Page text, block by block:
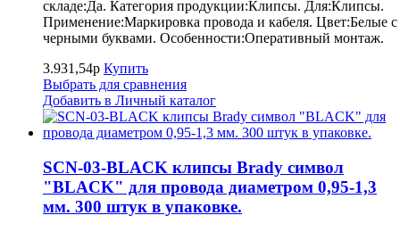
складе:Да. Категория продукции:Клипсы. Для:Клипсы.
Применение:Маркировка провода и кабеля. Цвет:Белые с
черными буквами. Особенности:Оперативный монтаж.
3.931,54р Купить
Выбрать для сравнения
Добавить в Личный каталог
SCN-03-BLACK клипсы Brady символ
"BLACK" для провода диаметром 0,95-1,3
мм. 300 штук в упаковке.